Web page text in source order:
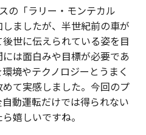
の「ラリー・モンテカル
ましたが、半世紀前の車が
世に伝えられている姿を目
は面白みや目標が必要であ
境やテクノロジーとうまく
て実感しました。今回のプ
動運転だけでは得られない
嬉しいですね。